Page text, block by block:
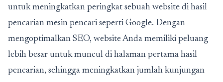
untuk meningkatkan peringkat sebuah website di hasil
pencarian mesin pencari seperti Google. Dengan
mengoptimalkan SEO, website Anda memiliki peluang
lebih besar untuk muncul di halaman pertama hasil
pencarian, sehingga meningkatkan jumlah kunjungan